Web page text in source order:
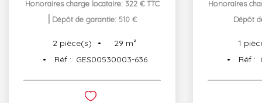
Honoraires charge locataire: 322 € TTC
Dépôt de garantie: 510 €
2 pièce(s) 29 m²
Réf : GES00530003-636
Honoraires
Dépôt
1
Réf :